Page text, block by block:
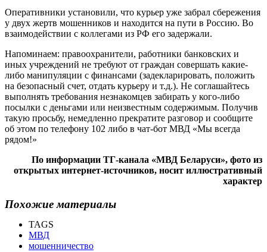
Оперативники установили, что курьер уже забрал сбережения
у двух жертв мошенников и находится на пути в Россию. Во
взаимодействии с коллегами из РФ его задержали.
Напоминаем: правоохранители, работники банковских и
иных учреждений не требуют от граждан совершать какие-
либо манипуляции с финансами (задекларировать, положить
на безопасный счет, отдать курьеру и т.д.). Не соглашайтесь
выполнять требования незнакомцев забирать у кого-либо
посылки с деньгами или неизвестным содержимым. Получив
такую просьбу, немедленно прекратите разговор и сообщите
об этом по телефону 102 либо в чат-бот МВД «Мы всегда
рядом!»
По информации ТГ-канала «МВД Беларуси», фото из
открытых интернет-источников, носит иллюстративный
характер
Похожие материалы
TAGS
МВД
мошенничество